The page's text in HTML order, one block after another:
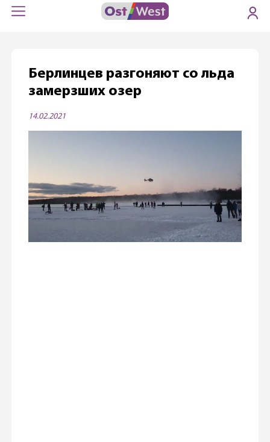
Берлинцев разгоняют со льда
замерзших озер
14.02.2021